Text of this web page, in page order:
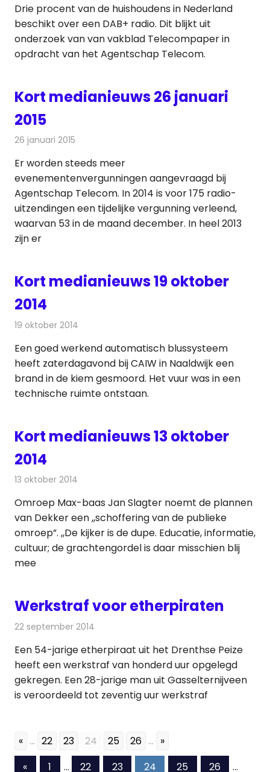
Drie procent van de huishoudens in Nederland
beschikt over een DAB+ radio. Dit blijkt uit
onderzoek van van vakblad Telecompaper in
opdracht van het Agentschap Telecom.
Kort medianieuws 26 januari
2015
26 januari 2015
Er worden steeds meer
evenementenvergunningen aangevraagd bij
Agentschap Telecom. In 2014 is voor 175 radio-
uitzendingen een tijdelijke vergunning verleend,
waarvan 53 in de maand december. In heel 2013
zijn er
Kort medianieuws 19 oktober
2014
19 oktober 2014
Een goed werkend automatisch blussysteem
heeft zaterdagavond bij CAIW in Naaldwijk een
brand in de kiem gesmoord. Het vuur was in een
technische ruimte ontstaan.
Kort medianieuws 13 oktober
2014
13 oktober 2014
Omroep Max-baas Jan Slagter noemt de plannen
van Dekker een ,,schoffering van de publieke
omroep”. ,,De kijker is de dupe. Educatie, informatie,
cultuur; de grachtengordel is daar misschien blij
mee
Werkstraf voor etherpiraten
22 september 2014
Een 54-jarige etherpiraat uit het Drenthse Peize
heeft een werkstraf van honderd uur opgelegd
gekregen. Een 28-jarige man uit Gasselternijveen
is veroordeeld tot zeventig uur werkstraf
« ... 22 23 24 25 26 ... »
Berichten
«Vorige1 … 22 23 24 25 26 …